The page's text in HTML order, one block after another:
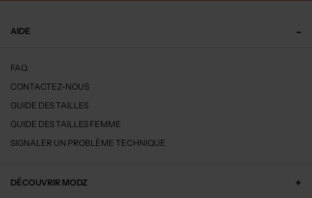
AIDE
FAQ
CONTACTEZ-NOUS
GUIDE DES TAILLES
GUIDE DES TAILLES FEMME
SIGNALER UN PROBLÈME TECHNIQUE
DÉCOUVRIR MODZ